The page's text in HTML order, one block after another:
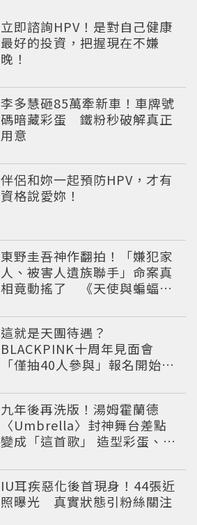
立即諮詢HPV！是對自己健康
最好的投資，把握現在不嫌
晚！
李多慧砸85萬牽新車！車牌號
碼暗藏彩蛋 鐵粉秒破解真正
用意
伴侶和妳一起預防HPV，才有
資格說愛妳！
東野圭吾神作翻拍！「嫌犯家
人、被害人遺族聯手」命案真
相竟動搖了 《天使與蝙蝠》
這就是天團待遇？
BLACKPINK十周年見面會
「僅抽40人參與」報名開始到
九年後再洗版！湯姆霍蘭德
〈Umbrella〉封神舞台差點
變成「這首歌」 造型彩蛋、暖
IU耳疾惡化後首現身！44張近
照曝光 真實狀態引粉絲關注